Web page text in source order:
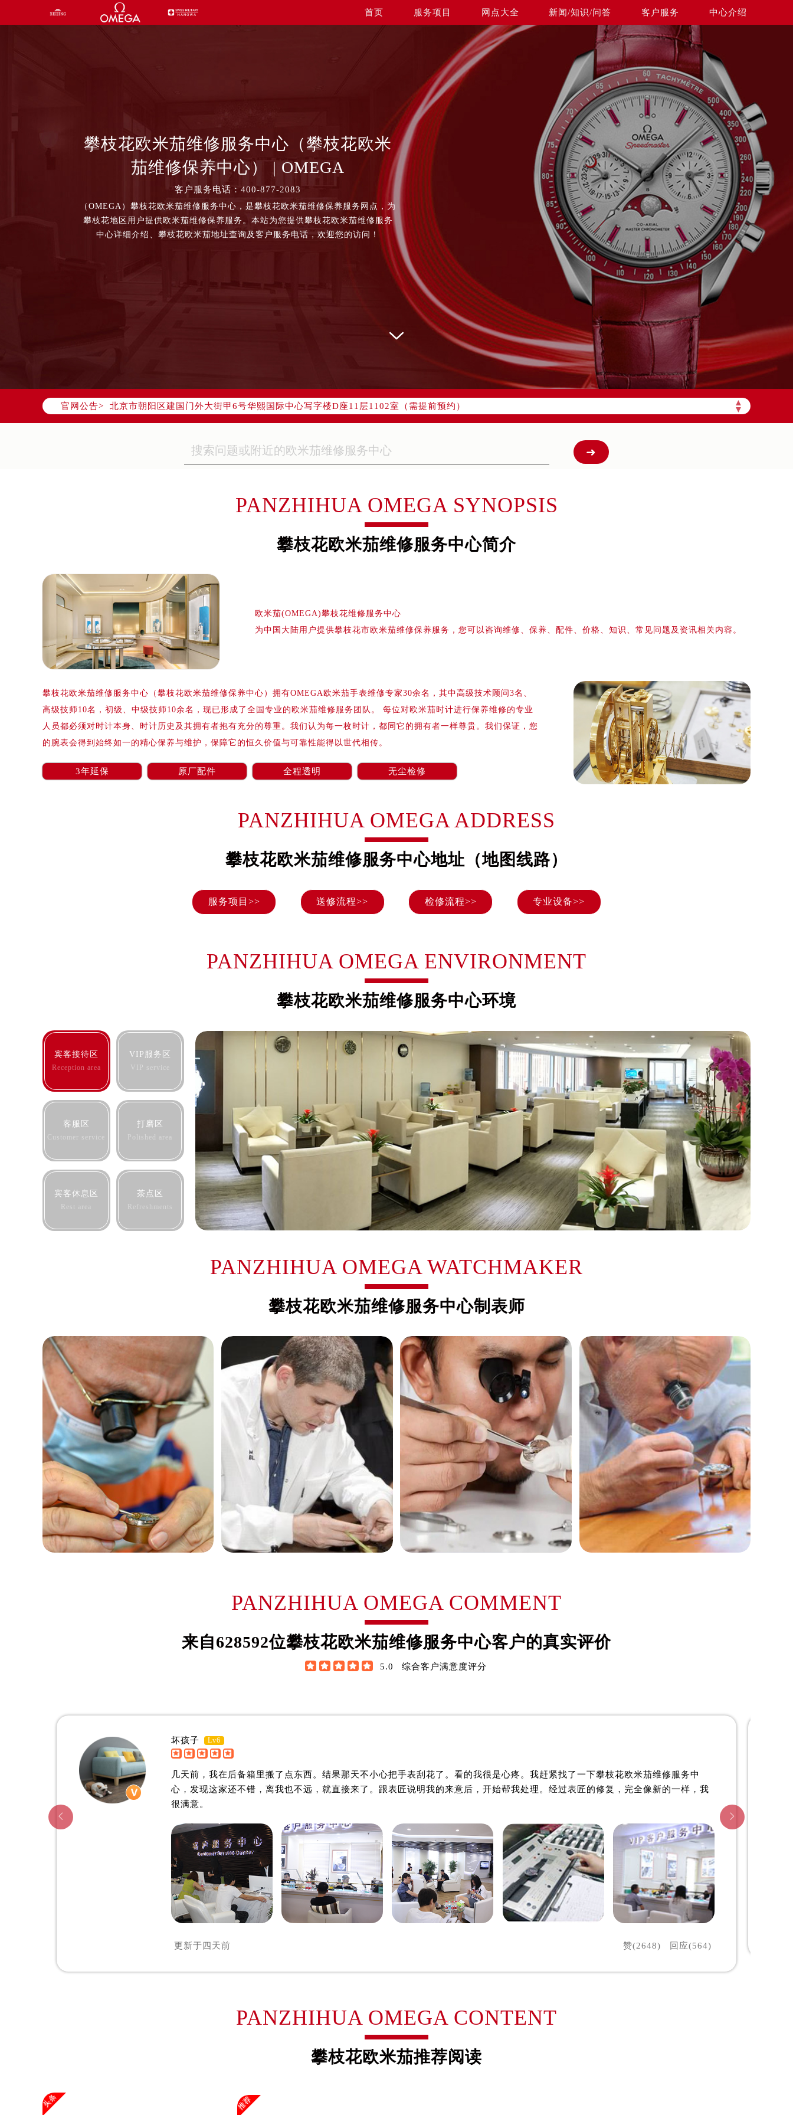
首页 服务项目 网点大全 新闻/知识/问答 客户服务 中心介绍
攀枝花欧米茄维修服务中心（攀枝花欧米
茄维修保养中心） | OMEGA
客户服务电话：400-877-2083
（OMEGA）攀枝花欧米茄维修服务中心，是攀枝花欧米茄维修保养服务网点，为
攀枝花地区用户提供欧米茄维修保养服务。本站为您提供攀枝花欧米茄维修服务
中心详细介绍、攀枝花欧米茄地址查询及客户服务电话，欢迎您的访问！
官网公告> ▲
▼
欧米茄官方全国统一服务热线400-877-2083，服务覆盖中国大陆、香港、澳门、台湾全部区域（非大陆需加拨“+86”）
北京市朝阳区建国门外大街甲6号华熙国际中心写字楼D座11层1102室（需提前预约）
天津市和平区赤峰道136号天津国际金融中心写字楼26层2603室（需提前预约）
上海市徐汇区虹桥路3号港汇中心写字楼2座37层3705室（需提前预约）
南京市秦淮区中山南路1号（新街口）南京中心写字楼22层C1-1室（需提前预约）
扬州市邗江区国展路29号星耀天地写字楼1号楼18层1803室（需提前预约）
盐城市盐都区世纪大道5号盐城金融城写字楼1号楼16层1604室（需提前预约）
泰州市海陵区永定东路399号置地商务中心东塔写字楼（华润万象城）17层1706室（需提前预约）
宁波市江北区大闸南路500号来福士广场办公楼20层2009室（需提前预约）
金华市金东区东市南街777号金华万达广场写字楼4号楼22层2209室（需提前预约）
绍兴市越城区胜利东路379号世茂天际中心写字楼8层805室（需提前预约）
嘉兴市南湖区广益路705号嘉兴世界贸易中心写字楼A座13层1304室（需提前预约）
南昌市红谷滩新区红谷中大道998号绿地双子塔（中央广场）A1座办公楼14层07室（需提前预约）
济南市历下区经十路11111号华润中心写字楼（万象城）15层1508室（需提前预约）
广州市天河区天河路230号万菱汇国际中心写字楼A塔7层704室（需提前预约）
广州市越秀区环市东路371-375号世界贸易中心大厦南塔写字楼15层07室（需提前预约）
深圳市罗湖区深南东路5001号华润大厦写字楼17层1701室（需提前预约）
惠州市惠城区江北文昌一路7号华贸大厦写字楼1座30层05室（需提前预约）
厦门市思明区湖滨东路95号华润大厦写字楼B座11层1104室（需提前预约）
成都市锦江区人民东路6号SAC东原中心写字楼24层2406B室（需提前预约）
郑州市二七区铭功路10号华润大厦写字楼29层2905室（需提前预约）
太原市迎泽区解放路15号亨得利名表服务中心（品牌授权店）3层整层（需提前预约）
沈阳市沈河区中街路137号亨得利名表服务中心（品牌授权店）1层整层（需提前预约）
沈阳市沈河区中街路83号亨得利名表服务中心（品牌授权店）1层整层（需提前预约）
温州市鹿城区锦绣路1067号置信广场10层1015室（需提前预约）
东莞市东城街道鸿福东路1号民盈国贸中心T1写字楼9层907室（需提前预约）
无锡市梁溪区人民中路139号恒隆广场写字楼1座11层1104室（需提前预约）
南通市崇川区工农路57号圆融广场写字楼16层1603室（需提前预约）
武汉市江汉区解放大道686号世界贸易大厦38层09室（需提前预约）
南宁市青秀区金湖路59号地王大厦12楼1224室（需提前预约）
合肥市蜀山区潜山路111号万象城华润大厦B座12楼03室（需提前预约）
泉州市丰泽区宝洲路729号浦西万达中心写字楼A座7楼709室（需提前预约）
青岛市南区山东路6号华润大厦B座22层04室（需提前预约）
烟台市芝罘区胜利路139号万达金融中心A座907室（需提前预约）
长春市朝阳区西安大路727号中银大厦A座(旺进大厦)18层09室（需提前预约）
贵阳市南明区都司高架桥路33号亨特国际金融中心14楼14D（需提前预约）
昆明市盘龙区北京路928号同德昆明广场写字楼10层06室（需提前预约）
石家庄市长安区中山东路39号勒泰中心写字楼B座13层07室（需提前预约）
西安市碑林区南关正街88号华侨城长安国际中心E座6楼10室（需提前预约）
海口市龙华区金贸东路5号海口华润大厦B座17层1707室（需提前预约）
唐山市路南区新华东道100号万达广场写字楼A座10层1002室（需提前预约）
内蒙古自治区呼和浩特市玉泉区大学西街70号华润万象城写字楼（鄂尔多斯大厦）23层2326室（需提前预约）
甘肃省兰州市七里河区西津西路16号兰州中心写字楼21层2102室（需提前预约）
重庆市解放碑渝中区民权路28号英利国际金融中心写字楼20层01室（需提前预约）
黑龙江省大庆市萨尔图区会战大街欧米茄售后服务中心（需提前预约）
黑龙江省黑河市爱辉区中央街欧米茄售后服务中心（需提前预约）
黑龙江省鸡西市鸡冠区红军路欧米茄售后服务中心（需提前预约）
黑龙江省佳木斯市向阳区长安路欧米茄售后服务中心（需提前预约）
黑龙江省牡丹江市东安区太平路欧米茄售后服务中心（需提前预约）
黑龙江省七台河市桃山区大同街欧米茄售后服务中心（需提前预约）
黑龙江省齐齐哈尔市龙沙区龙华路欧米茄售后服务中心（需提前预约）
黑龙江省双鸭山市尖山区新兴大街欧米茄售后服务中心（需提前预约）
黑龙江省绥化市北林区新华街与康庄路交叉口欧米茄售后服务中心（需提前预约）
黑龙江省伊春市伊美区通河路欧米茄售后服务中心（需提前预约）
吉林省白城市洮北区明仁南街欧米茄售后服务中心（需提前预约）
吉林省白山市浑江区浑江大街欧米茄售后服务中心（需提前预约）
吉林省吉林市船营区河南街欧米茄售后服务中心（需提前预约）
吉林省辽源市龙山区人民大街欧米茄售后服务中心（需提前预约）
吉林省松原市宁江区五环大街欧米茄售后服务中心（需提前预约）
吉林省通化市东昌区环通乡江南大街欧米茄售后服务中心（需提前预约）
辽宁省鞍山市铁东区站前街欧米茄售后服务中心（需提前预约）
辽宁省本溪市平山区胜利路欧米茄售后服务中心（需提前预约）
辽宁省葫芦岛市连山区中央路欧米茄售后服务中心（需提前预约）
辽宁省锦州市古塔区中央大街欧米茄售后服务中心（需提前预约）
辽宁省辽阳市白塔区新运大街欧米茄售后服务中心（需提前预约）
辽宁省盘锦市兴隆台区石油大街欧米茄售后服务中心（需提前预约）
辽宁省铁岭市银州区南马路欧米茄售后服务中心（需提前预约）
辽宁省营口市站前区市府路与渤海大街交叉口欧米茄售后服务中心（需提前预约）
辽宁省沈阳市沈河区中街路137号亨得利名表维修授权店1楼欧米茄售后服务中心（需提前预约）
辽宁省沈阳市沈河区中街路83号亨得利名表维修授权店1楼欧米茄售后服务中心（需提前预约）
北京市朝阳区建国门外大街甲6号华熙国际中心D座11层1102室欧米茄售后服务中心（需提前预约）
北京市东城区东长安街1号王府井东方广场W3座6层602室欧米茄售后服务中心（需提前预约）
河北省保定市竞秀区朝阳北大街北国先天下欧米茄售后服务中心（需提前预约）
内蒙古自治区阿拉善盟市左旗土尔扈特大街欧米茄售后服务中心（需提前预约）
内蒙古自治区巴彦淖尔市临河区新华街欧米茄售后服务中心（需提前预约）
内蒙古自治区赤峰市红山区哈达街欧米茄售后服务中心（需提前预约）
内蒙古自治区呼伦贝尔市海拉尔区中央街欧米茄售后服务中心（需提前预约）
内蒙古自治区通辽市科尔沁区明仁大街欧米茄售后服务中心（需提前预约）
内蒙古自治区乌海市海勃湾区人民南路欧米茄售后服务中心（需提前预约）
内蒙古自治区乌兰察布市集宁区恩和大街欧米茄售后服务中心（需提前预约）
山西省大同市平城区迎宾街欧米茄售后服务中心（需提前预约）
PANZHIHUA OMEGA SYNOPSIS
攀枝花欧米茄维修服务中心简介
欧米茄(OMEGA)攀枝花维修服务中心
为中国大陆用户提供攀枝花市欧米茄维修保养服务，您可以咨询维修、保养、配件、价格、知识、常见问题及资讯相关内容。
攀枝花欧米茄维修服务中心（攀枝花欧米茄维修保养中心）拥有OMEGA欧米茄手表维修专家30余名，其中高级技术顾问3名、
高级技师10名，初级、中级技师10余名，现已形成了全国专业的欧米茄维修服务团队。 每位对欧米茄时计进行保养维修的专业
人员都必须对时计本身、时计历史及其拥有者抱有充分的尊重。我们认为每一枚时计，都同它的拥有者一样尊贵。我们保证，您
的腕表会得到始终如一的精心保养与维护，保障它的恒久价值与可靠性能得以世代相传。
3年延保 原厂配件 全程透明 无尘检修
PANZHIHUA OMEGA ADDRESS
攀枝花欧米茄维修服务中心地址（地图线路）
服务项目>> 送修流程>> 检修流程>> 专业设备>>
PANZHIHUA OMEGA ENVIRONMENT
攀枝花欧米茄维修服务中心环境
宾客接待区
Reception area
VIP服务区
VIP service
客服区
Customer service
打磨区
Polished area
宾客休息区
Rest area
茶点区
Refreshments
PANZHIHUA OMEGA WATCHMAKER
攀枝花欧米茄维修服务中心制表师
攀枝花欧米茄维修中心
约翰·维尔逊
是攀枝花欧米茄维修服务中心
(攀枝花欧米茄维修保养中心)
詹姆士·布朗
资深欧米茄制表师
是攀枝花欧米茄维修服务中心
(攀枝花欧米茄维修保养中心)
的高级技师之一
是攀枝花欧米茄维修服务中心
(攀枝花欧米茄维修保养中心)
PANZHIHUA OMEGA COMMENT
来自628592位攀枝花欧米茄维修服务中心客户的真实评价
     5.0 综合客户满意度评分
坏孩子 Lv6
几天前，我在后备箱里搬了点东西。结果那天不小心把手表刮花了。看的我很是心疼。我赶紧找了一下攀枝花欧米茄维修服务中
心，发现这家还不错，离我也不远，就直接来了。跟表匠说明我的来意后，开始帮我处理。经过表匠的修复，完全像新的一样，我
很满意。
更新于 四天前 赞(2648) 回应(564)


PANZHIHUA OMEGA CONTENT
攀枝花欧米茄推荐阅读
头条 推荐